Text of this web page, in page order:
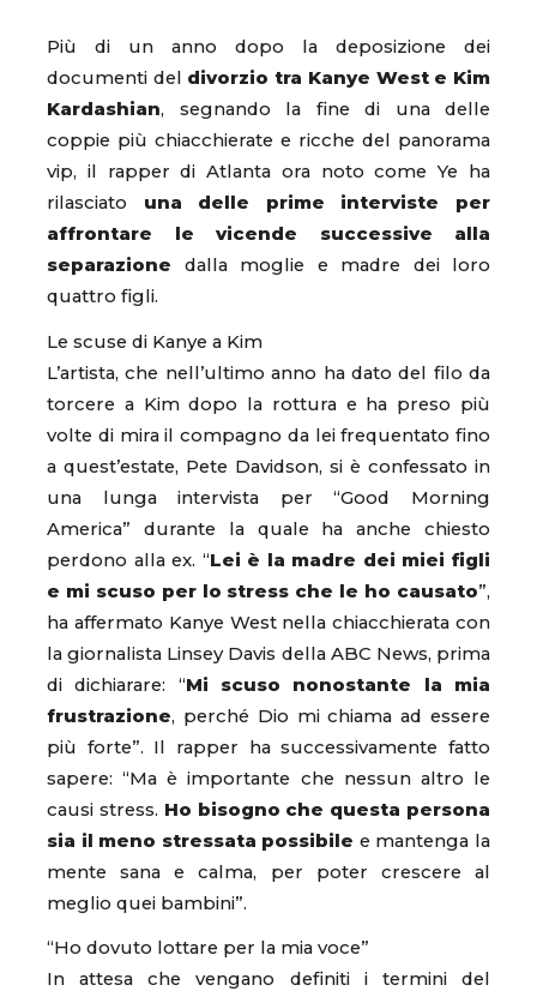
Più di un anno dopo la deposizione dei
documenti del divorzio tra Kanye West e Kim
Kardashian, segnando la fine di una delle
coppie più chiacchierate e ricche del panorama
vip, il rapper di Atlanta ora noto come Ye ha
rilasciato una delle prime interviste per
affrontare le vicende successive alla
separazione dalla moglie e madre dei loro
quattro figli.
Le scuse di Kanye a Kim
L’artista, che nell’ultimo anno ha dato del filo da
torcere a Kim dopo la rottura e ha preso più
volte di mira il compagno da lei frequentato fino
a quest’estate, Pete Davidson, si è confessato in
una lunga intervista per “Good Morning
America” durante la quale ha anche chiesto
perdono alla ex. “Lei è la madre dei miei figli
e mi scuso per lo stress che le ho causato”,
ha affermato Kanye West nella chiacchierata con
la giornalista Linsey Davis della ABC News, prima
di dichiarare: “Mi scuso nonostante la mia
frustrazione, perché Dio mi chiama ad essere
più forte”. Il rapper ha successivamente fatto
sapere: “Ma è importante che nessun altro le
causi stress. Ho bisogno che questa persona
sia il meno stressata possibile e mantenga la
mente sana e calma, per poter crescere al
meglio quei bambini”.
“Ho dovuto lottare per la mia voce”
In attesa che vengano definiti i termini del